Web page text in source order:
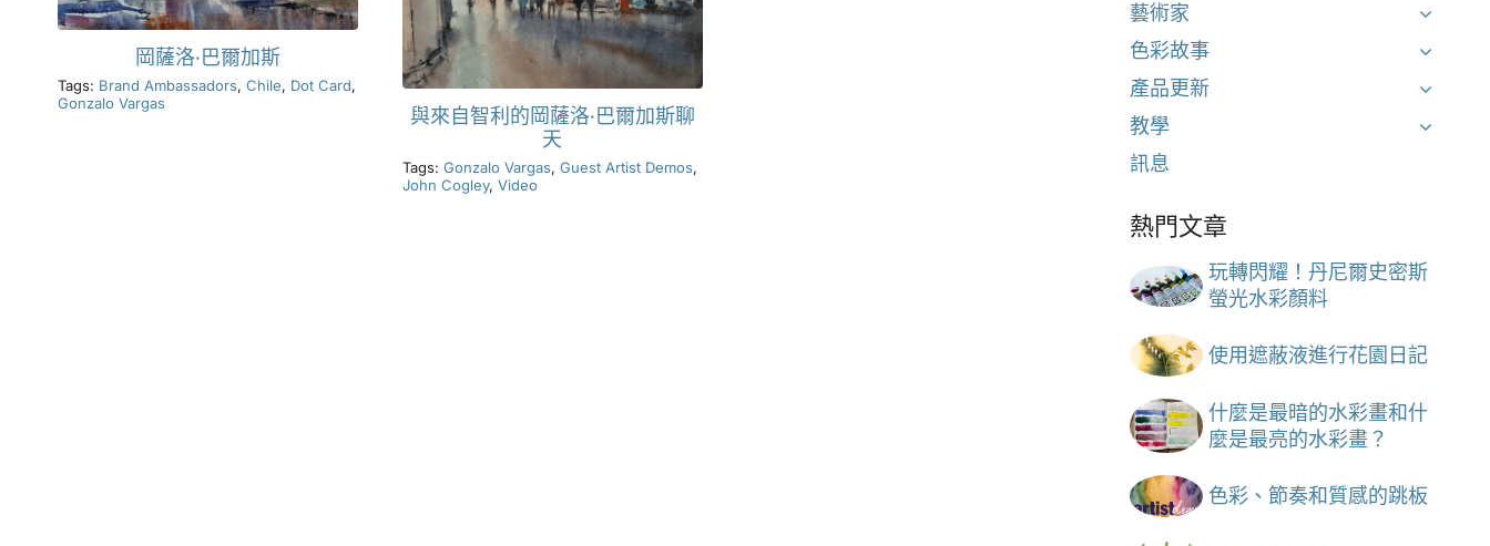
岡薩洛·巴爾加斯
Tags: Brand Ambassadors, Chile, Dot Card,
Gonzalo Vargas
與來自智利的岡薩洛·巴爾加斯聊
天
Tags: Gonzalo Vargas, Guest Artist Demos,
John Cogley, Video
藝術家
色彩故事
產品更新
教學
訊息
熱門文章
玩轉閃耀！丹尼爾史密斯
螢光水彩顏料
使用遮蔽液進行花園日記
什麼是最暗的水彩畫和什
麼是最亮的水彩畫？
色彩、節奏和質感的跳板